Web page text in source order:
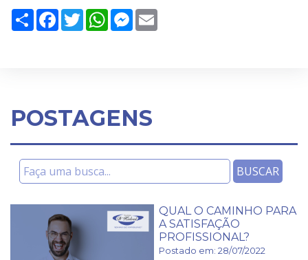
ShareFacebook
TwitterWhatsAppMessenger
POSTAGENS
QUAL O CAMINHO PARA
A SATISFAÇÃO
PROFISSIONAL?
Postado em: 28/07/2022